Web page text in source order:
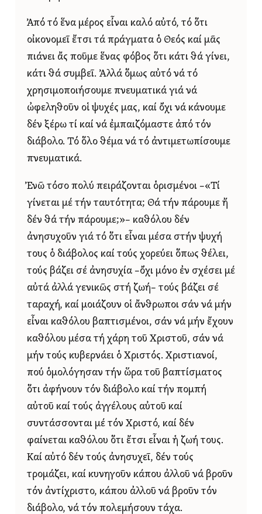
Ἀπό τό ἕνα μέρος εἶναι καλό αὐτό, τό ὅτι
οἰκονομεῖ ἔτσι τά πράγματα ὁ Θεός καί μᾶς
πιάνει ἄς ποῦμε ἕνας φόβος ὅτι κάτι θά γίνει,
κάτι θά συμβεῖ. Ἀλλά ὅμως αὐτό νά τό
χρησιμοποιήσουμε πνευματικά γιά νά
ὠφεληθοῦν οἱ ψυχές μας, καί ὄχι νά κάνουμε
δέν ξέρω τί καί νά ἐμπαιζόμαστε ἀπό τόν
διάβολο. Τό ὅλο θέμα νά τό ἀντιμετωπίσουμε
πνευματικά.
Ἐνῶ τόσο πολύ πειράζονται ὁρισμένοι –«Τί
γίνεται μέ τήν ταυτότητα; Θά τήν πάρουμε ἤ
δέν θά τήν πάρουμε;»– καθόλου δέν
ἀνησυχοῦν γιά τό ὅτι εἶναι μέσα στήν ψυχή
τους ὁ διάβολος καί τούς χορεύει ὅπως θέλει,
τούς βάζει σέ ἀνησυχία –ὄχι μόνο ἐν σχέσει μέ
αὐτά ἀλλά γενικῶς στή ζωή– τούς βάζει σέ
ταραχή, καί μοιάζουν οἱ ἄνθρωποι σάν νά μήν
εἶναι καθόλου βαπτισμένοι, σάν νά μήν ἔχουν
καθόλου μέσα τή χάρη τοῦ Χριστοῦ, σάν νά
μήν τούς κυβερνάει ὁ Χριστός. Χριστιανοί,
πού ὁμολόγησαν τήν ὥρα τοῦ βαπτίσματος
ὅτι ἀφήνουν τόν διάβολο καί τήν πομπή
αὐτοῦ καί τούς ἀγγέλους αὐτοῦ καί
συντάσσονται μέ τόν Χριστό, καί δέν
φαίνεται καθόλου ὅτι ἔτσι εἶναι ἡ ζωή τους.
Καί αὐτό δέν τούς ἀνησυχεῖ, δέν τούς
τρομάζει, καί κυνηγοῦν κάπου ἀλλοῦ νά βροῦν
τόν ἀντίχριστο, κάπου ἀλλοῦ νά βροῦν τόν
διάβολο, νά τόν πολεμήσουν τάχα.